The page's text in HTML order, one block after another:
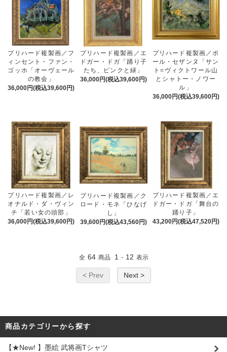
プリハード複製画／フ
ィンセント・ファン・
ゴッホ「オーヴェール
の教会」
36,000円(税込39,600円)
プリハード複製画／エ
ドガー・ドガ「踊り子
たち、ピンクと緑」
36,000円(税込39,600円)
プリハード複製画／ポ
ール・セザンヌ「サン
ト=ヴィクトワール山
とシャトー・ノワー
ル」
36,000円(税込39,600円)
プリハード複製画／レ
オナルド・ダ・ヴィン
チ「若い女の頭部」
36,000円(税込39,600円)
プリハード複製画／ク
ロード・モネ「ひなげ
し」
39,600円(税込43,560円)
プリハード複製画／エ
ドガー・ドガ「舞台の
踊り子」
43,200円(税込47,520円)
全 64 商品 1 - 12 表示
< Prev Next >
商品カテゴリーから探す
【★New! 】墨絵 武将画Tシャツ